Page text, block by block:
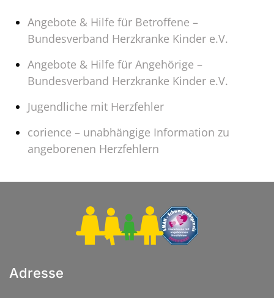
Angebote & Hilfe für Betroffene –
Bundesverband Herzkranke Kinder e.V.
Angebote & Hilfe für Angehörige –
Bundesverband Herzkranke Kinder e.V.
Jugendliche mit Herzfehler
corience – unabhängige Information zu
angeborenen Herzfehlern
Adresse